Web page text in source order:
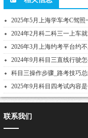
2025年5月上海学车考C驾照
2024年2月科二科三一上车
2026年3月上海约考平台约
2024年9月科目三直线行驶
科目三操作步骤_路考技巧
2025年9月科目四考试内容
联系我们